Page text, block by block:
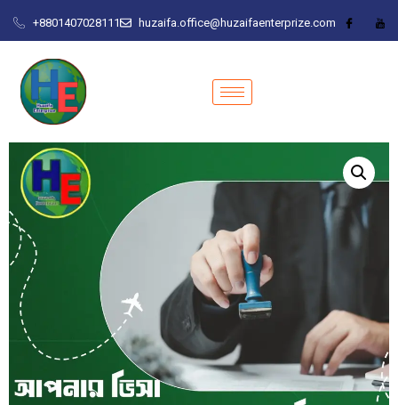
+8801407028111 huzaifa.office@huzaifaenterprize.com